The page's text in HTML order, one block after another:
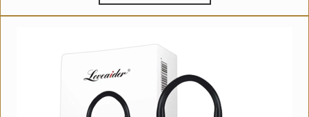
1,000,000₫.
là: